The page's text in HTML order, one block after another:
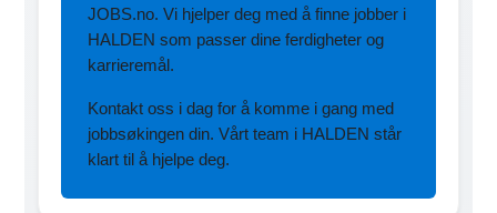
JOBS.no. Vi hjelper deg med å finne jobber i
HALDEN som passer dine ferdigheter og
karrieremål.
Kontakt oss i dag for å komme i gang med
jobbsøkingen din. Vårt team i HALDEN står
klart til å hjelpe deg.